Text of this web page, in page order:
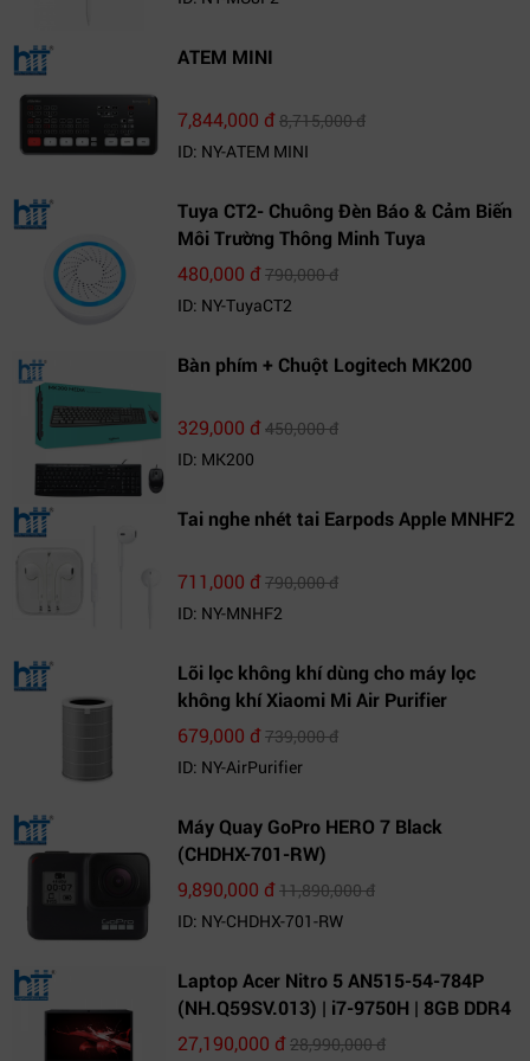
ATEM MINI
7,844,000 đ8,715,000 đ
ID: NY-ATEM MINI
Tuya CT2- Chuông Đèn Báo & Cảm Biến
Môi Trường Thông Minh Tuya
480,000 đ790,000 đ
ID: NY-TuyaCT2
Bàn phím + Chuột Logitech MK200
329,000 đ450,000 đ
ID: MK200
Tai nghe nhét tai Earpods Apple MNHF2
711,000 đ790,000 đ
ID: NY-MNHF2
Lõi lọc không khí dùng cho máy lọc
không khí Xiaomi Mi Air Purifier
679,000 đ739,000 đ
ID: NY-AirPurifier
Máy Quay GoPro HERO 7 Black
(CHDHX-701-RW)
9,890,000 đ11,890,000 đ
ID: NY-CHDHX-701-RW
Laptop Acer Nitro 5 AN515-54-784P
(NH.Q59SV.013) | i7-9750H | 8GB DDR4
| 1TB HDD | GeForce GTX 1650 4GB |
27,190,000 đ28,990,000 đ